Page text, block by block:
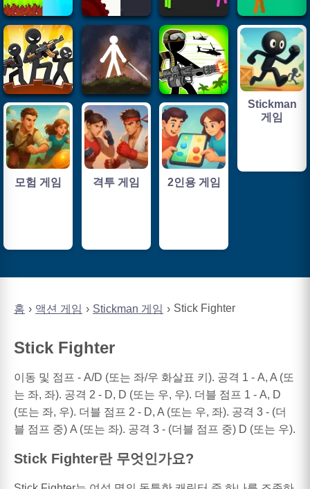
홈 액션 게임 Stickman 게임 Stick Fighter
Stick Fighter
이동 및 점프 - A/D (또는 좌/우 화살표 키). 공격 1 - A, A (또
는 좌, 좌). 공격 2 - D, D (또는 우, 우). 더블 점프 1 - A, D
(또는 좌, 우). 더블 점프 2 - D, A (또는 우, 좌). 공격 3 - (더
블 점프 중) A (또는 좌). 공격 3 - (더블 점프 중) D (또는 우).
Stick Fighter란 무엇인가요?
Stickman
게임
모험 게임 격투 게임 2인용 게임